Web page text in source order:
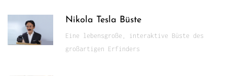
Nikola Tesla Büste
Eine lebensgroße, interaktive Büste des
großartigen Erfinders